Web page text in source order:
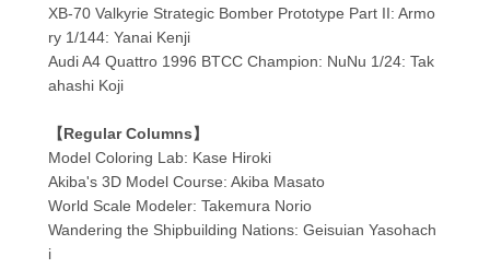
XB-70 Valkyrie Strategic Bomber Prototype Part II: Armo
ry 1/144: Yanai Kenji
Audi A4 Quattro 1996 BTCC Champion: NuNu 1/24: Tak
ahashi Koji
【Regular Columns】
Model Coloring Lab: Kase Hiroki
Akiba's 3D Model Course: Akiba Masato
World Scale Modeler: Takemura Norio
Wandering the Shipbuilding Nations: Geisuian Yasohach
i